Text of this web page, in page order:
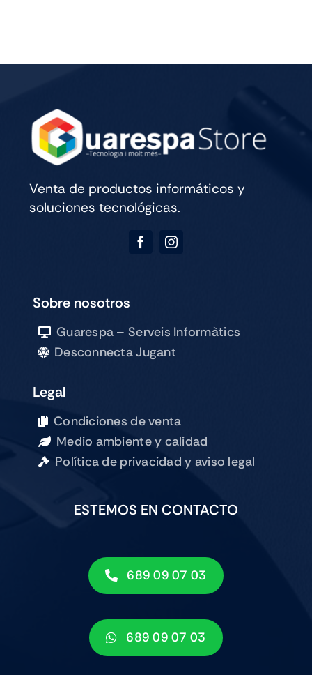
CELL
Venta de productos informáticos y
soluciones tecnológicas.
Sobre nosotros
Guarespa – Serveis Informàtics
Desconnecta Jugant
Legal
Condiciones de venta
Medio ambiente y calidad
Política de privacidad y aviso legal
ESTEMOS EN CONTACTO
689 09 07 03
689 09 07 03